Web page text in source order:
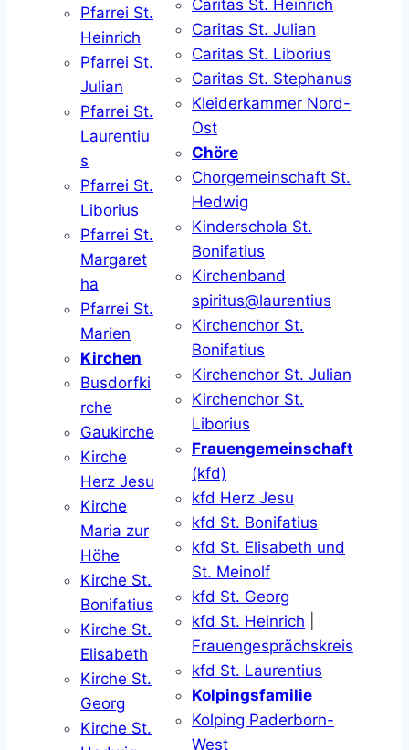
Pfarrei St.
Heinrich
Pfarrei St.
Julian
Pfarrei St.
Laurentiu
s
Pfarrei St.
Liborius
Pfarrei St.
Margaret
ha
Pfarrei St.
Marien
Kirchen
Busdorfki
rche
Gaukirche
Kirche
Herz Jesu
Kirche
Maria zur
Höhe
Kirche St.
Bonifatius
Kirche St.
Elisabeth
Kirche St.
Georg
Kirche St.
Caritas St. Heinrich
Caritas St. Julian
Caritas St. Liborius
Caritas St. Stephanus
Kleiderkammer Nord-
Ost
Chöre
Chorgemeinschaft St.
Hedwig
Kinderschola St.
Bonifatius
Kirchenband
spiritus@laurentius
Kirchenchor St.
Bonifatius
Kirchenchor St. Julian
Kirchenchor St.
Liborius
Frauengemeinschaft
(kfd)
kfd Herz Jesu
kfd St. Bonifatius
kfd St. Elisabeth und
St. Meinolf
kfd St. Georg
kfd St. Heinrich
Frauengesprächskreis
kfd St. Laurentius
Kolpingsfamilie
Kolping Paderborn-
West